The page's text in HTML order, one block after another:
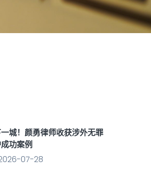
城！颜勇律师收获涉外无罪
功案例
07-28